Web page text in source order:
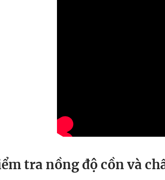
tra nồng độ cồn và